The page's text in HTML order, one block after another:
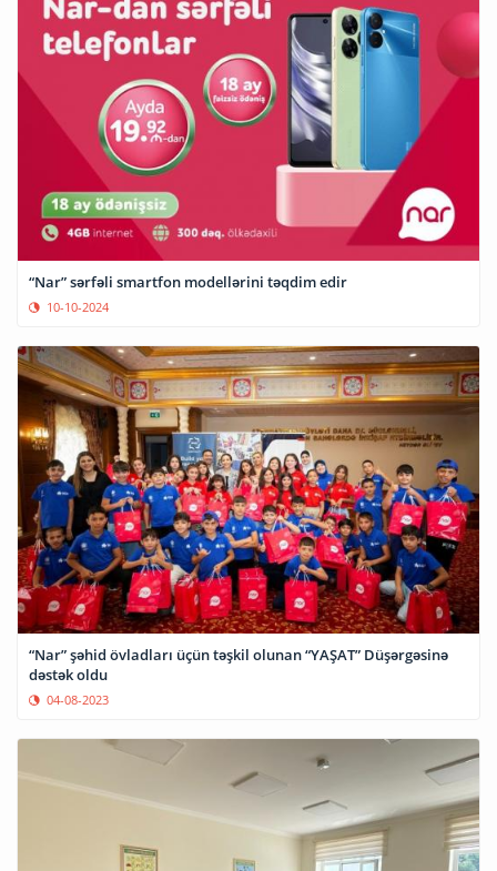
“Nar” sərfəli smartfon modellərini təqdim edir
10-10-2024
“Nar” şəhid övladları üçün təşkil olunan “YAŞAT” Düşərgəsinə
dəstək oldu
04-08-2023